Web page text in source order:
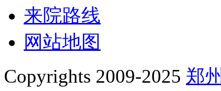
来院路线
网站地图
Copyrights 2009-2025 郑